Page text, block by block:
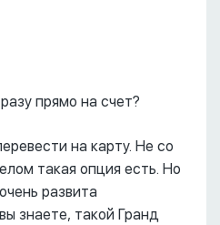
прямо на счет?
на карту. Не со
такая опция есть. Но
развита
знаете, такой Гранд